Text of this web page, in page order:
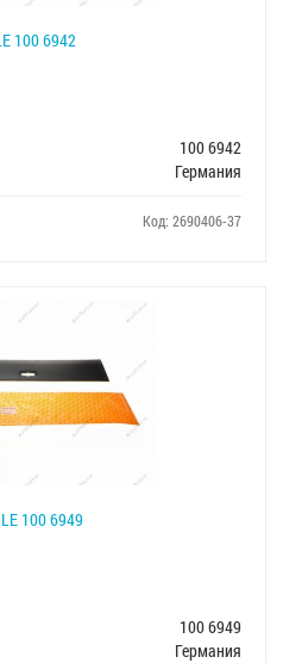
100 6942
100 6942
Германия
Код: 2690406-37
100 6949
100 6949
Германия